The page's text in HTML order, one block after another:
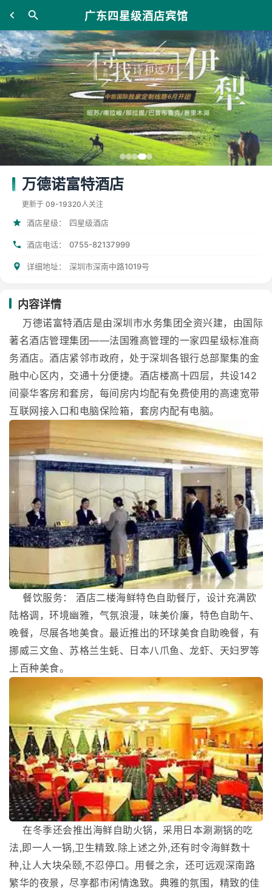
广东四星级酒店宾馆
万德诺富特酒店
更新于 09-19320人关注
酒店星级： 四星级酒店
酒店电话： 0755-82137999
详细地址： 深圳市深南中路1019号
内容详情
万德诺富特酒店是由深圳市水务集团全资兴建，由国际
著名酒店管理集团——法国雅高管理的一家四星级标准商
务酒店。酒店紧邻市政府，处于深圳各银行总部聚集的金
融中心区内，交通十分便捷。酒店楼高十四层，共设142
间豪华客房和套房，每间房内均配有免费使用的高速宽带
互联网接入口和电脑保险箱，套房内配有电脑。
餐饮服务： 酒店二楼海鲜特色自助餐厅，设计充满欧
陆格调，环境幽雅，气氛浪漫，味美价廉，特色自助午、
晚餐，尽展各地美食。最近推出的环球美食自助晚餐，有
挪威三文鱼、苏格兰生蚝、日本八爪鱼、龙虾、天妇罗等
上百种美食。
在冬季还会推出海鲜自助火锅，采用日本涮涮锅的吃
法,即一人一锅,卫生精致.除上述之外,还有时令海鲜数十
种,让人大块朵颐,不忍停口。用餐之余，还可远观深南路
繁华的夜景，尽享都市闲情逸致。典雅的氛围，精致的佳